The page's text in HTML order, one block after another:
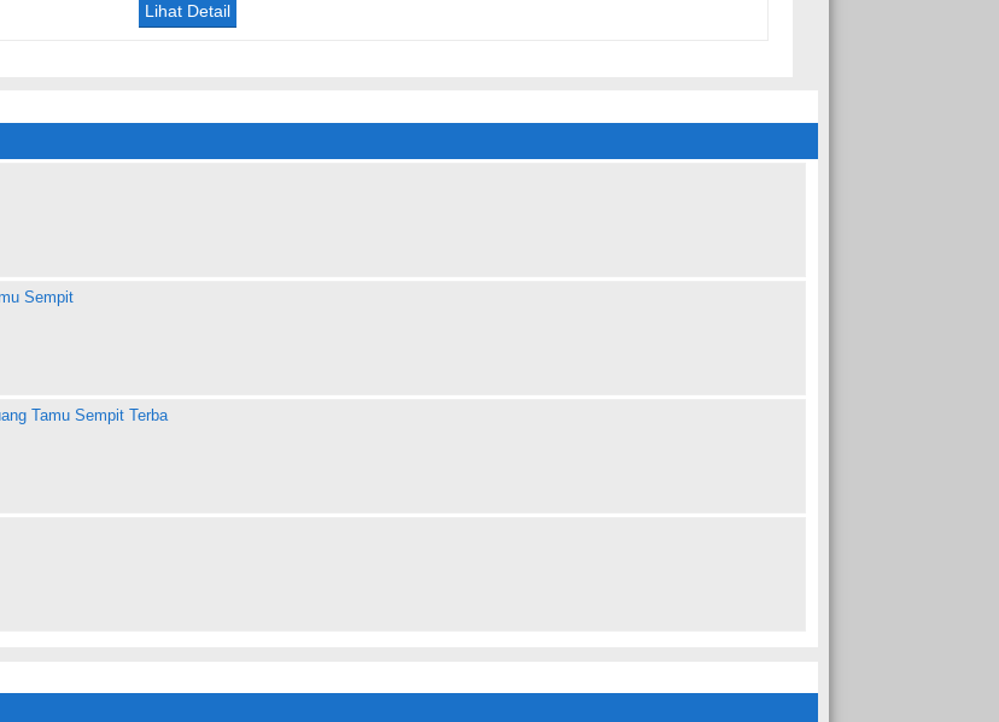
Lihat Detail
Sempit
Tamu Sempit Terba